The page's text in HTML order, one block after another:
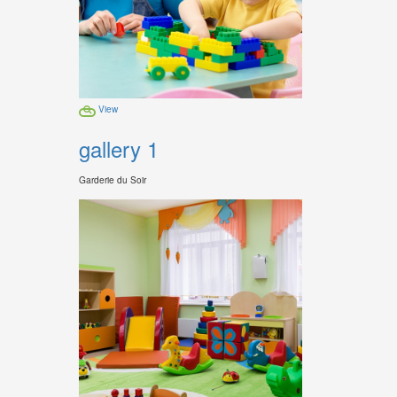
View
gallery 1
Garderie du Soir